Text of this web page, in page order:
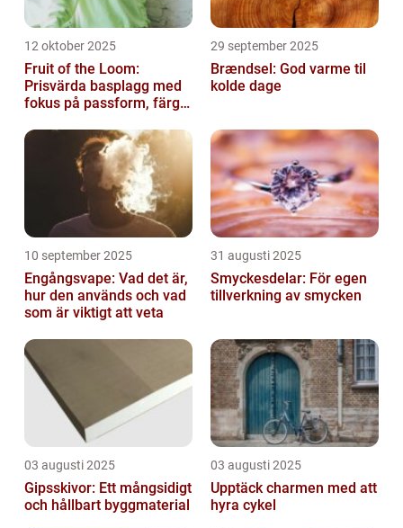
12 oktober 2025
Fruit of the Loom:
Prisvärda basplagg med
fokus på passform, färg
29 september 2025
Brændsel: God varme til
kolde dage
10 september 2025
Engångsvape: Vad det är,
hur den används och vad
som är viktigt att veta
31 augusti 2025
Smyckesdelar: För egen
tillverkning av smycken
03 augusti 2025
Gipsskivor: Ett mångsidigt
och hållbart byggmaterial
03 augusti 2025
Upptäck charmen med att
hyra cykel